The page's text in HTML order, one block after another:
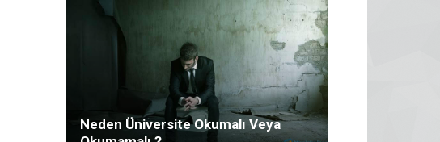
Neden Üniversite Okumalı Veya